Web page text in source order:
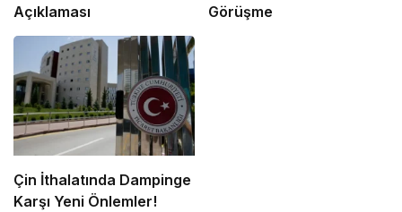
Açıklaması
Görüşme
Çin İthalatında Dampinge
Karşı Yeni Önlemler!